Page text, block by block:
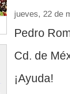
jueves, 22 de
Pedro
Cd. de
¡Ayuda!